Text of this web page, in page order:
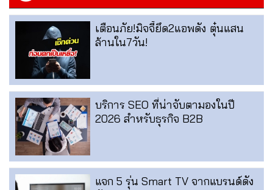
เตือนภัย!มิจจี้ยึด2แอพดัง ตุ๋นแสน
ล้านใน7วัน!
บริการ SEO ที่น่าจับตามองในปี
2026 สำหรับธุรกิจ B2B
แจก 5 รุ่น Smart TV จากแบรนด์ดัง